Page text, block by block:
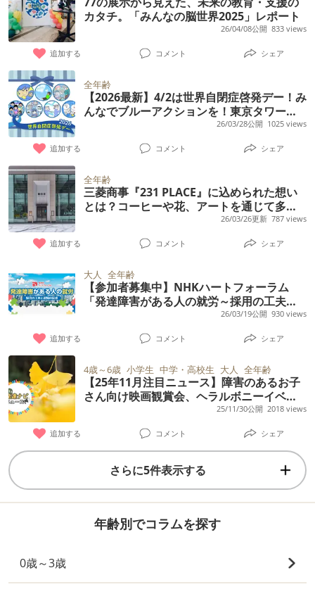
カタチ。「みんなの脳世界2025」レポート
26/04/08公開 833 views
追加する コメント シェア
全年齢
【2026最新】4/2は世界自閉症啓発デー！み
んなでブルーアクションを！東京タワーの
リアルイベント＆クラファン情報まとめ
26/03/28公開 1025 views
追加する コメント シェア
全年齢
三菱商事『231 PLACE』に込められた想い
とは？コーヒーや花、アートを通じて多様
26/03/26更新 787 views
追加する コメント シェア
大人 全年齢
【参加者募集中】NHKハートフォーラム
「発達障害がある人の就労～採用の工夫と
現場の配慮～」【3/24オンライン開催］
26/03/19公開 930 views
追加する コメント シェア
4歳～6歳 小学生 中学・高校生 大人 全年齢
【25年11月注目ニュース】障害のあるお子
さん向け映画観賞会、ヘラルボニーイベン
ト、神奈川県庁で楽しむWS、松山ケンイチ
主演26年新ドラマなど
25/11/30公開 2018 views
追加する コメント シェア
さらに5件表示する
年齢別でコラムを探す
0歳～3歳